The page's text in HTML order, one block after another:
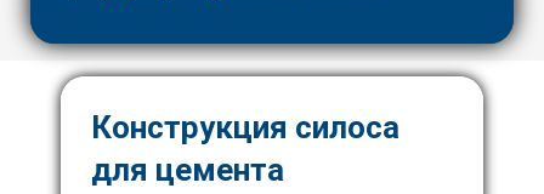
Конструкция силоса
для цемента